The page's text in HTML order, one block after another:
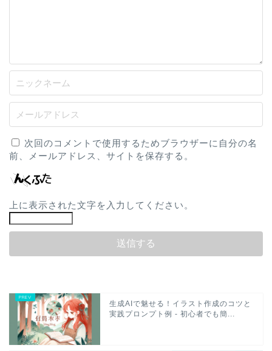
次回のコメントで使用するためブラウザーに自分の名
前、メールアドレス、サイトを保存する。
上に表示された文字を入力してください。
生成AIで魅せる！イラスト作成のコツと
実践プロンプト例 - 初心者でも簡...